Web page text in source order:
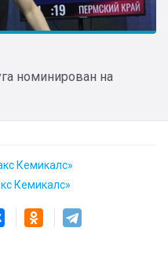
номинирован на
Кемикалс»
Кемикалс»